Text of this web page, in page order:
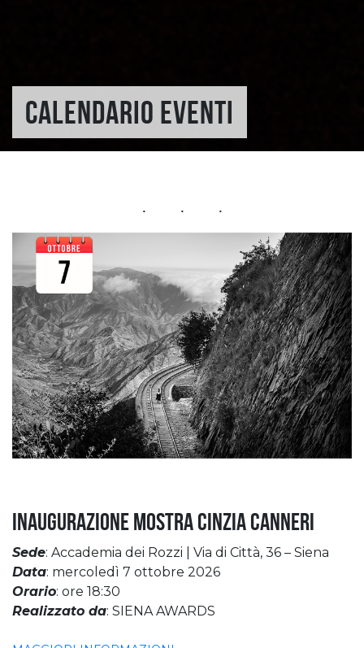
CALENDARIO EVENTI
Inaugurazione Mostra Cinzia Canneri
Sede: Accademia dei Rozzi | Via di Città, 36 – Siena
Data: mercoledì 7 ottobre 2026
Orario: ore 18:30
Realizzato da: SIENA AWARDS